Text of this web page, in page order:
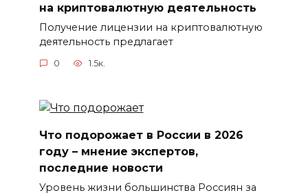
на криптовалютную деятельность
Получение лицензии на криптовалютную
деятельность предлагает
0 1.5к.
Что подорожает в России в 2026
году – мнение экспертов,
последние новости
Уровень жизни большинства Россиян за